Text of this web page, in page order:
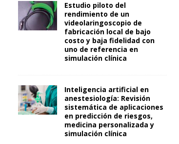
Estudio piloto del
rendimiento de un
videolaringoscopio de
fabricación local de bajo
costo y baja fidelidad con
uno de referencia en
simulación clínica
Inteligencia artificial en
anestesiología: Revisión
sistemática de aplicaciones
en predicción de riesgos,
medicina personalizada y
simulación clínica